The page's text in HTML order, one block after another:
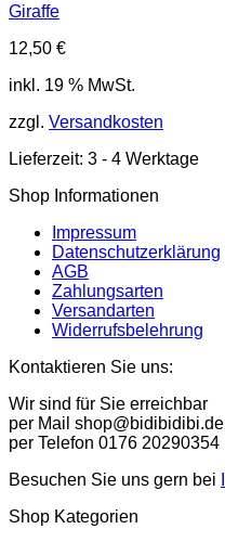
Giraffe
12,50 €
inkl. 19 % MwSt.
zzgl. Versandkosten
Lieferzeit: 3 - 4 Werktage
Shop Informationen
Impressum
Datenschutzerklärung
AGB
Zahlungsarten
Versandarten
Widerrufsbelehrung
Kontaktieren Sie uns:
Wir sind für Sie erreichbar
per Mail shop@bidibidibi.de
per Telefon 0176 20290354
Besuchen Sie uns gern bei
Shop Kategorien